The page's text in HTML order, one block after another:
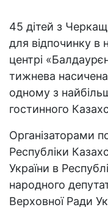
45 дітей з
для відпочинку
центрі
тижнева
одному з
гостинного
Організаторами
Республіки
України в
народного
Верховної Ради